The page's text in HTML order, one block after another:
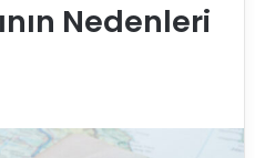
Nedenleri